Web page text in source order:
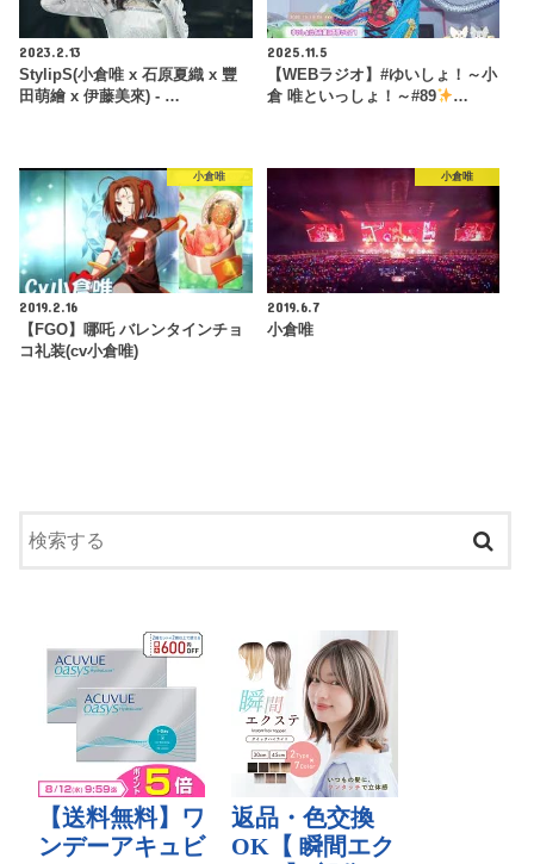
2023.2.13
StylipS(小倉唯 x 石原夏織 x 豐
田萌繪 x 伊藤美來) - …
2025.11.5
【WEBラジオ】#ゆいしょ！～小
倉 唯といっしょ！～#89
…
小倉唯
2019.2.16
【FGO】哪吒 バレンタインチョ
コ礼装(cv小倉唯)
小倉唯
2019.6.7
小倉唯